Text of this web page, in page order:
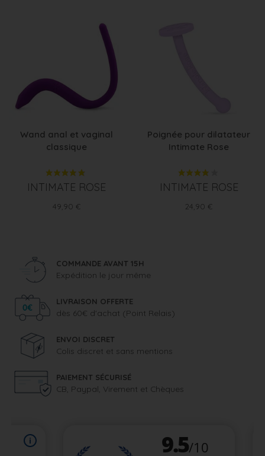
Wand anal et vaginal
classique
INTIMATE ROSE
Prix
49,90 €
Poignée pour dilatateur
Intimate Rose
INTIMATE ROSE
Prix
24,90 €
COMMANDE AVANT 15H
Expédition le jour même
LIVRAISON OFFERTE
dès 60€ d'achat (Point Relais)
ENVOI DISCRET
Colis discret et sans mentions
PAIEMENT SÉCURISÉ
CB, Paypal, Virement et Chèques